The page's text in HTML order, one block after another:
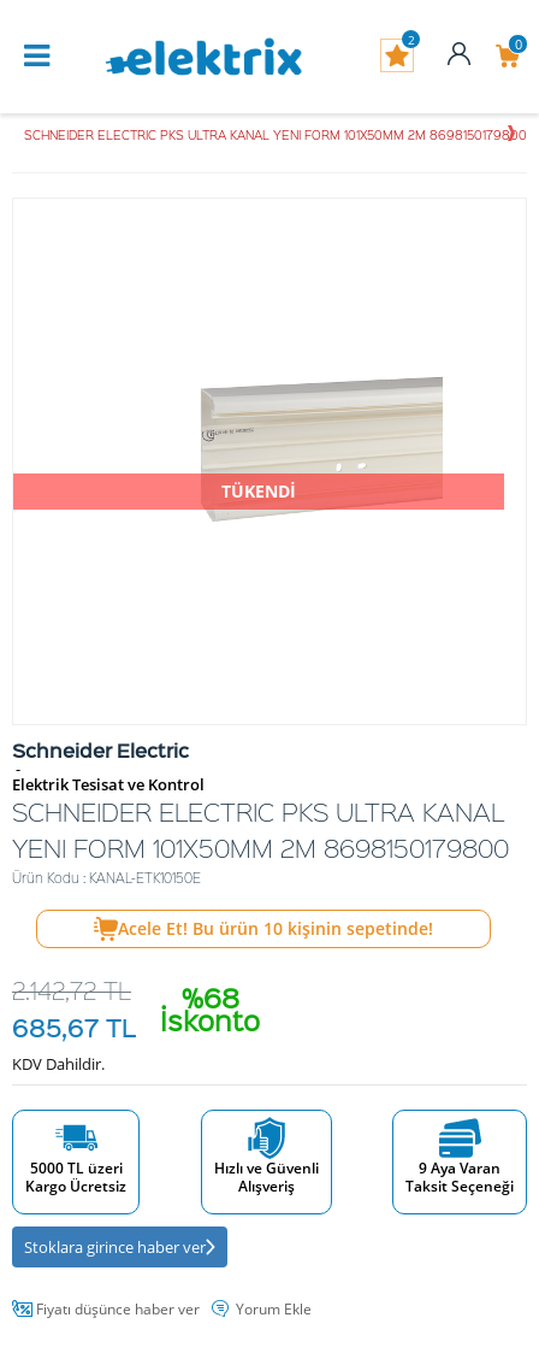
0
2
SCHNEIDER ELECTRIC PKS ULTRA KANAL YENI FORM 101X50MM 2M 8698150179800
TÜKENDİ
Schneider Electric
-
Elektrik Tesisat ve Kontrol
SCHNEIDER ELECTRIC PKS ULTRA KANAL
YENI FORM 101X50MM 2M 8698150179800
Ürün Kodu : KANAL-ETK10150E
Acele Et! Bu ürün 10 kişinin sepetinde!
%68
İskonto
2.142,72TL
685,67 TL
KDV Dahildir.
5000 TL üzeri
Kargo Ücretsiz
Hızlı ve Güvenli
Alışveriş
9 Aya Varan
Taksit Seçeneği
Stoklara girince haber ver
Fiyatı düşünce haber ver Yorum Ekle